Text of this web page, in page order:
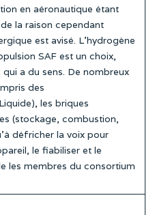
en aéronautique étant
la raison cependant
est avisé. L’hydrogène
SAF est un choix,
a du sens. De nombreux
des
les briques
(stockage, combustion,
défricher la voix pour
le fiabiliser et le
les membres du consortium